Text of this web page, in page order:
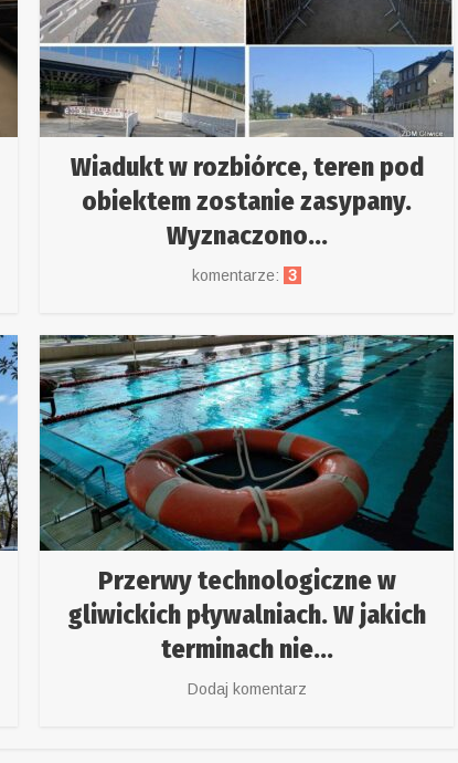
Wiadukt w rozbiórce, teren pod
obiektem zostanie zasypany.
Wyznaczono...
komentarze: 3
Przerwy technologiczne w
gliwickich pływalniach. W jakich
terminach nie...
Dodaj komentarz